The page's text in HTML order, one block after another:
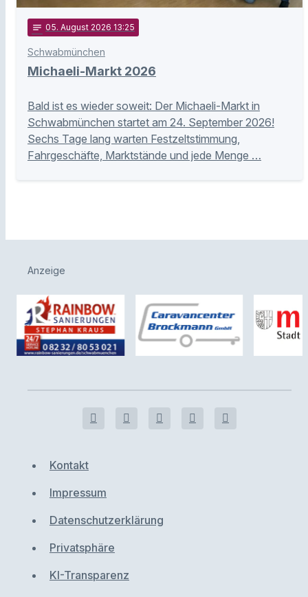
notes 05. August 2026 13:25
Schwabmünchen
Michaeli-Markt 2026
Bald ist es wieder soweit: Der Michaeli-Markt in
Schwabmünchen startet am 24. September 2026!
Sechs Tage lang warten Festzeltstimmung,
Fahrgeschäfte, Marktstände und jede Menge …
Anzeige
Kontakt
Impressum
Datenschutzerklärung
Privatsphäre
KI-Transparenz